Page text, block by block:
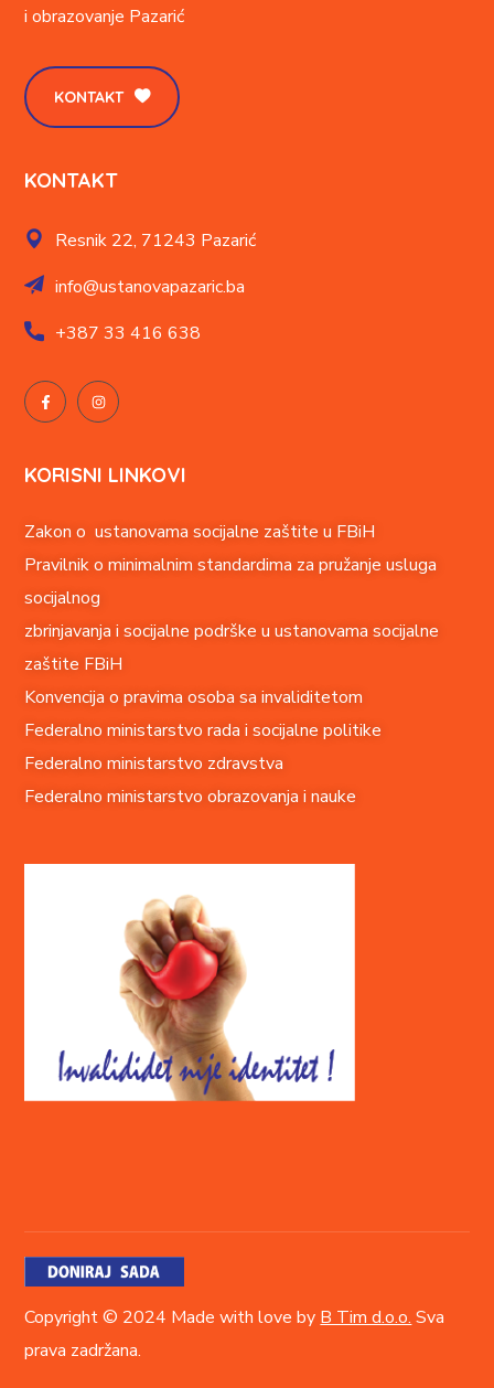
i obrazovanje Pazarić
KONTAKT
KONTAKT
Resnik 22, 71243 Pazarić
info@ustanovapazaric.ba
+38733 416 638
KORISNI LINKOVI
Zakon o ustanovama socijalne zaštite u FBiH
Pravilnik o minimalnim standardima za pružanje usluga
socijalnog
zbrinjavanja i socijalne podrške u ustanovama socijalne
zaštite FBiH
Konvencija o pravima osoba sa invaliditetom
Federalno ministarstvo rada i socijalne politike
Federalno ministarstvo zdravstva
Federalno ministarstvo obrazovanja i nauke
Copyright © 2024 Made with love by B Tim d.o.o. Sva
prava zadržana.